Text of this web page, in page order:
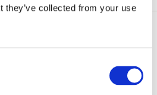
they’ve collected from your use